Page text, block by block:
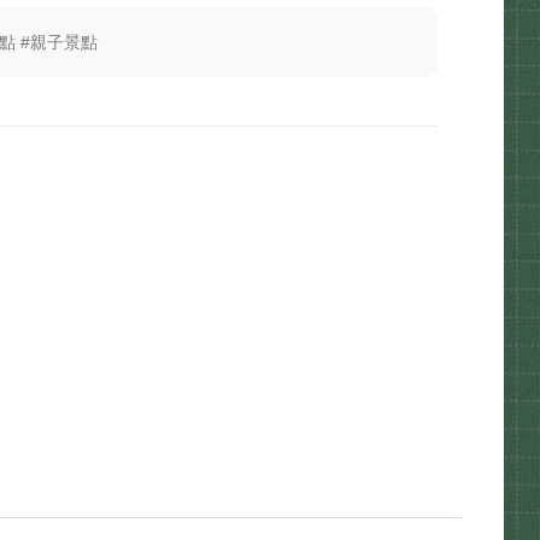
#親子景點